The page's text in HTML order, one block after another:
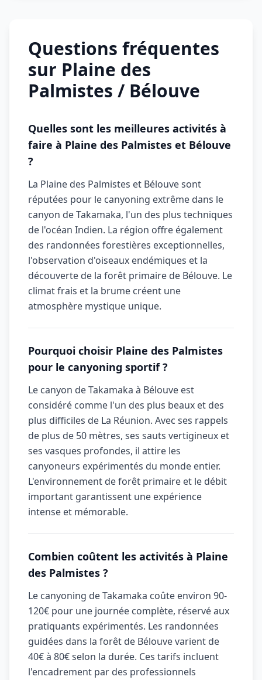
Questions fréquentes
sur Plaine des
Palmistes / Bélouve
Quelles sont les meilleures activités à
faire à Plaine des Palmistes et Bélouve
?
La Plaine des Palmistes et Bélouve sont
réputées pour le canyoning extrême dans le
canyon de Takamaka, l'un des plus techniques
de l'océan Indien. La région offre également
des randonnées forestières exceptionnelles,
l'observation d'oiseaux endémiques et la
découverte de la forêt primaire de Bélouve. Le
climat frais et la brume créent une
atmosphère mystique unique.
Pourquoi choisir Plaine des Palmistes
pour le canyoning sportif ?
Le canyon de Takamaka à Bélouve est
considéré comme l'un des plus beaux et des
plus difficiles de La Réunion. Avec ses rappels
de plus de 50 mètres, ses sauts vertigineux et
ses vasques profondes, il attire les
canyoneurs expérimentés du monde entier.
L'environnement de forêt primaire et le débit
important garantissent une expérience
intense et mémorable.
Combien coûtent les activités à Plaine
des Palmistes ?
Le canyoning de Takamaka coûte environ 90-
120€ pour une journée complète, réservé aux
pratiquants expérimentés. Les randonnées
guidées dans la forêt de Bélouve varient de
40€ à 80€ selon la durée. Ces tarifs incluent
l'encadrement par des professionnels